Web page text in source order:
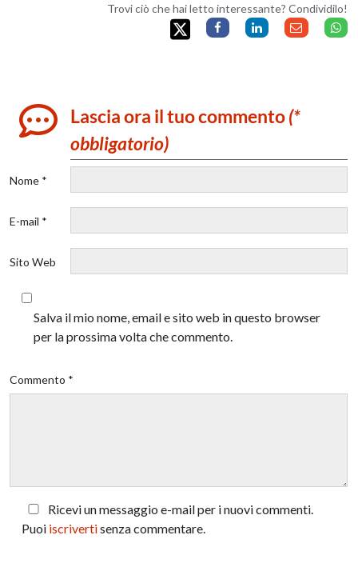
Trovi ciò che hai letto interessante? Condividilo!
Lascia ora il tuo commento(*
obbligatorio)
Nome *
E-mail *
Sito Web
Salva il mio nome, email e sito web in questo browser
per la prossima volta che commento.
Commento *
Ricevi un messaggio e-mail per i nuovi commenti.
Puoi iscrivertisenza commentare.